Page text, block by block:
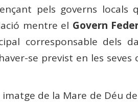
pels governs
mentre el Govern
corresponsable dels
se previst en les seves
de la Mare de Déu de